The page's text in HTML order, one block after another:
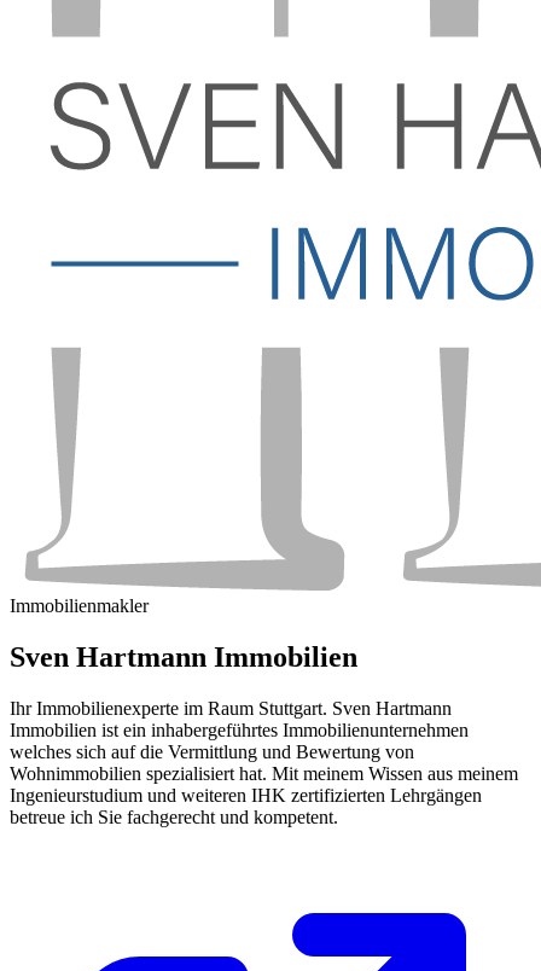
Immobilienmakler
Sven Hartmann Immobilien
Ihr Immobilienexperte im Raum Stuttgart. Sven Hartmann
Immobilien ist ein inhabergeführtes Immobilienunternehmen
welches sich auf die Vermittlung und Bewertung von
Wohnimmobilien spezialisiert hat. Mit meinem Wissen aus meinem
Ingenieurstudium und weiteren IHK zertifizierten Lehrgängen
betreue ich Sie fachgerecht und kompetent.